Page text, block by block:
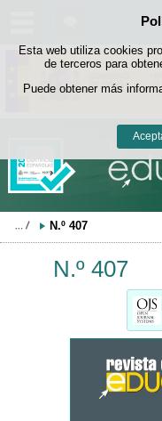
Esta web utiliza cookies
de terceros para
Puede obtener más
N.º 407
N.º 407